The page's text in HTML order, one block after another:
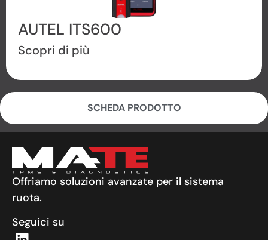
SCHEDA PRODOTTO
AUTEL ITS600
Scopri di più
Offriamo soluzioni avanzate per il sistema
ruota.
Seguici su